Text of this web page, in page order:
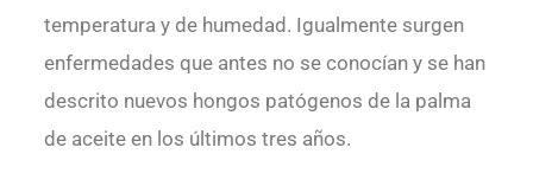
temperatura y de humedad. Igualmente surgen
enfermedades que antes no se conocían y se han
descrito nuevos hongos patógenos de la palma
de aceite en los últimos tres años.